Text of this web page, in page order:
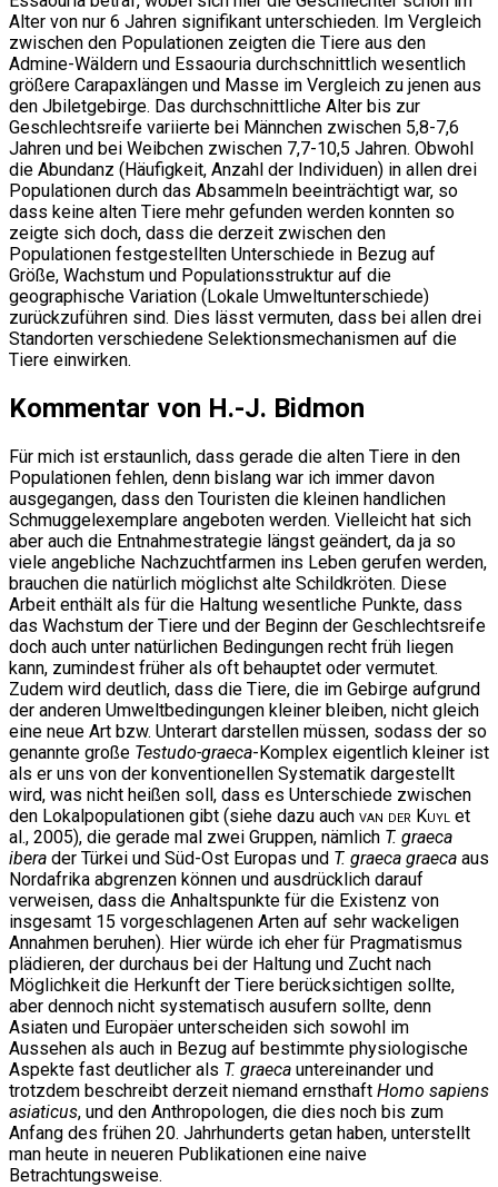
Alter von nur 6 Jahren signifikant unterschieden. Im Vergleich
zwischen den Populationen zeigten die Tiere aus den
Admine-Wäldern und Essaouria durchschnittlich wesentlich
größere Carapaxlängen und Masse im Vergleich zu jenen aus
den Jbiletgebirge. Das durchschnittliche Alter bis zur
Geschlechtsreife variierte bei Männchen zwischen 5,8-7,6
Jahren und bei Weibchen zwischen 7,7-10,5 Jahren. Obwohl
die Abundanz (Häufigkeit, Anzahl der Individuen) in allen drei
Populationen durch das Absammeln beeinträchtigt war, so
dass keine alten Tiere mehr gefunden werden konnten so
zeigte sich doch, dass die derzeit zwischen den
Populationen festgestellten Unterschiede in Bezug auf
Größe, Wachstum und Populationsstruktur auf die
geographische Variation (Lokale Umweltunterschiede)
zurückzuführen sind. Dies lässt vermuten, dass bei allen drei
Standorten verschiedene Selektionsmechanismen auf die
Tiere einwirken.
Kommentar von H.-J. Bidmon
Für mich ist erstaunlich, dass gerade die alten Tiere in den
Populationen fehlen, denn bislang war ich immer davon
ausgegangen, dass den Touristen die kleinen handlichen
Schmuggelexemplare angeboten werden. Vielleicht hat sich
aber auch die Entnahmestrategie längst geändert, da ja so
viele angebliche Nachzuchtfarmen ins Leben gerufen werden,
brauchen die natürlich möglichst alte Schildkröten. Diese
Arbeit enthält als für die Haltung wesentliche Punkte, dass
das Wachstum der Tiere und der Beginn der Geschlechtsreife
doch auch unter natürlichen Bedingungen recht früh liegen
kann, zumindest früher als oft behauptet oder vermutet.
Zudem wird deutlich, dass die Tiere, die im Gebirge aufgrund
der anderen Umweltbedingungen kleiner bleiben, nicht gleich
eine neue Art bzw. Unterart darstellen müssen, sodass der so
genannte große Testudo-graeca-Komplex eigentlich kleiner ist
als er uns von der konventionellen Systematik dargestellt
wird, was nicht heißen soll, dass es Unterschiede zwischen
den Lokalpopulationen gibt (siehe dazu auch van der Kuyl et
al., 2005), die gerade mal zwei Gruppen, nämlich T. graeca
ibera der Türkei und Süd-Ost Europas und T. graeca graeca aus
Nordafrika abgrenzen können und ausdrücklich darauf
verweisen, dass die Anhaltspunkte für die Existenz von
insgesamt 15 vorgeschlagenen Arten auf sehr wackeligen
Annahmen beruhen). Hier würde ich eher für Pragmatismus
plädieren, der durchaus bei der Haltung und Zucht nach
Möglichkeit die Herkunft der Tiere berücksichtigen sollte,
aber dennoch nicht systematisch ausufern sollte, denn
Asiaten und Europäer unterscheiden sich sowohl im
Aussehen als auch in Bezug auf bestimmte physiologische
Aspekte fast deutlicher als T. graeca untereinander und
trotzdem beschreibt derzeit niemand ernsthaft Homo sapiens
asiaticus, und den Anthropologen, die dies noch bis zum
Anfang des frühen 20. Jahrhunderts getan haben, unterstellt
man heute in neueren Publikationen eine naive
Betrachtungsweise.